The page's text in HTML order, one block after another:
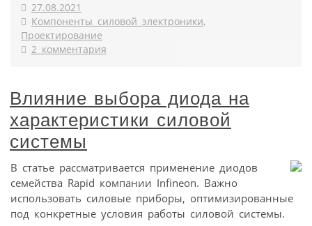
27.08.2021
Компоненты силовой электроники,
Проектирование
2 комментария
Влияние выбора диода на
характеристики силовой
системы
В статье рассматривается применение диодов
семейства Rapid компании Infineon. Важно
использовать силовые приборы, оптимизированные
под конкретные условия работы силовой системы.